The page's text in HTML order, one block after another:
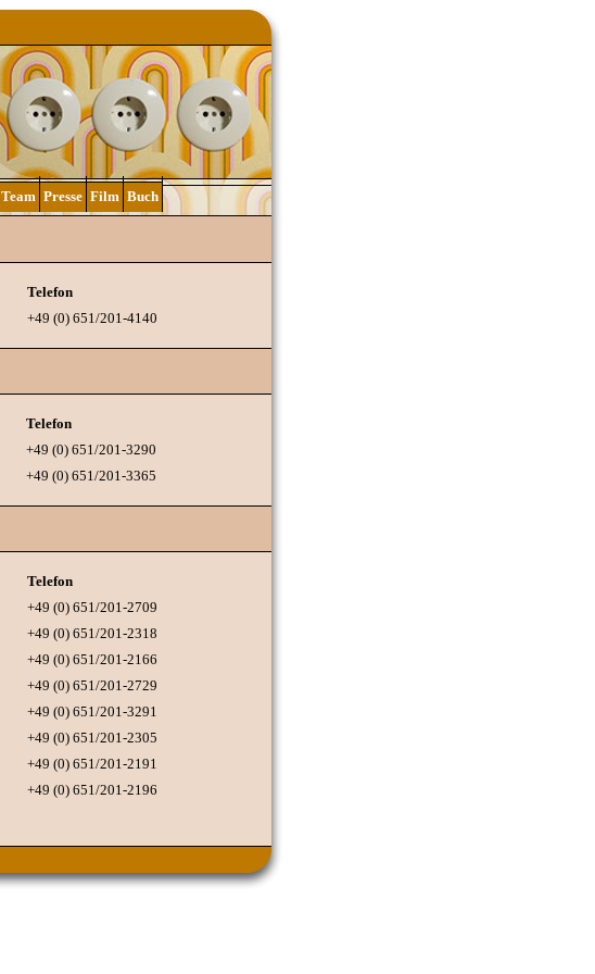
Team Presse Film Buch
Telefon
+49 (0) 651/201-4140
Telefon
+49 (0) 651/201-3290
+49 (0) 651/201-3365
Telefon
+49 (0) 651/201-2709
+49 (0) 651/201-2318
+49 (0) 651/201-2166
+49 (0) 651/201-2729
+49 (0) 651/201-3291
+49 (0) 651/201-2305
+49 (0) 651/201-2191
+49 (0) 651/201-2196